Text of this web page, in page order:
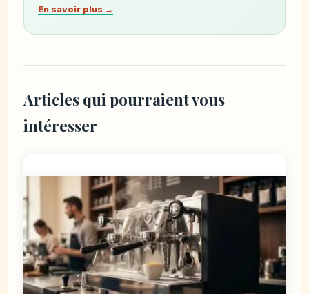
En savoir plus →
Articles qui pourraient vous
intéresser